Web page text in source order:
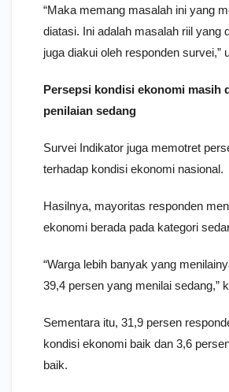
“Maka memang masalah ini yang
diatasi. Ini adalah masalah riil yang
juga diakui oleh responden survei,”
Persepsi kondisi ekonomi masih
penilaian sedang
Survei Indikator juga memotret
terhadap kondisi ekonomi nasional.
Hasilnya, mayoritas responden
ekonomi berada pada kategori
“Warga lebih banyak yang
39,4 persen yang menilai sedang,”
Sementara itu, 31,9 persen
kondisi ekonomi baik dan 3,6
baik.